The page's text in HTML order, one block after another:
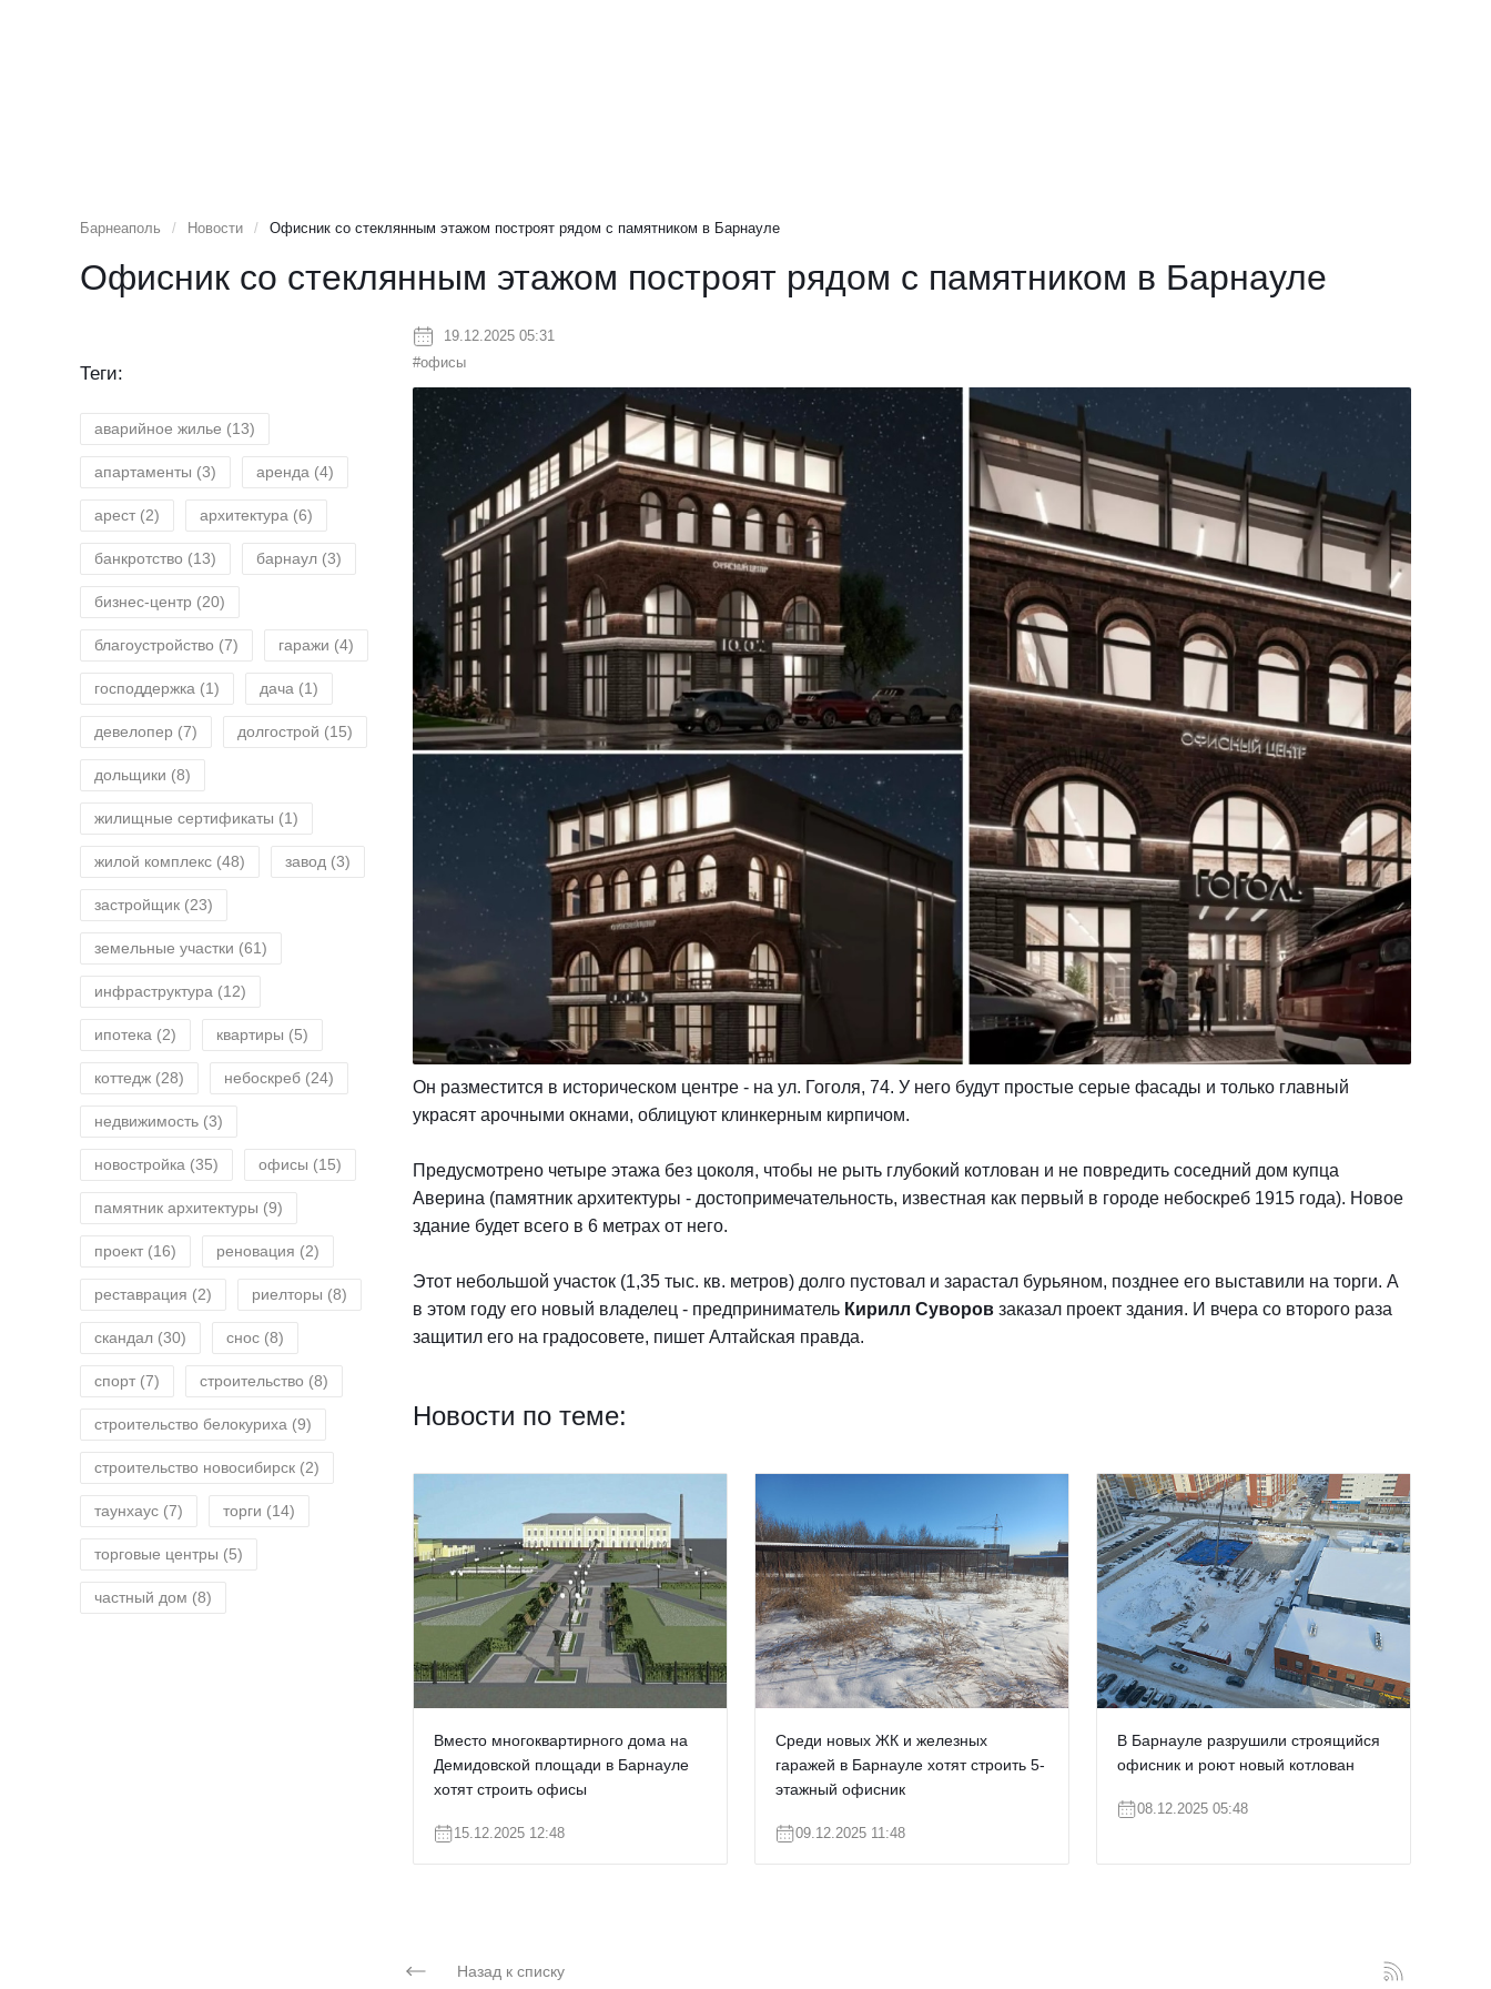
Барнеаполь / Новости / Офисник со стеклянным этажом построят рядом с памятником в Барнауле
Офисник со стеклянным этажом построят рядом с памятником в Барнауле
19.12.2025 05:31
#офисы
Он разместится в историческом центре - на ул. Гоголя, 74. У него будут простые серые фасады и только главный
украсят арочными окнами, облицуют клинкерным кирпичом.
Предусмотрено четыре этажа без цоколя, чтобы не рыть глубокий котлован и не повредить соседний дом купца
Аверина (памятник архитектуры - достопримечательность, известная как первый в городе небоскреб 1915 года). Новое
здание будет всего в 6 метрах от него.
Этот небольшой участок (1,35 тыс. кв. метров) долго пустовал и зарастал бурьяном, позднее его выставили на торги. А
в этом году его новый владелец - предприниматель Кирилл Суворов заказал проект здания. И вчера со второго раза
защитил его на градосовете, пишет Алтайская правда.
Новости по теме:
Вместо многоквартирного дома на
Демидовской площади в Барнауле
хотят строить офисы
15.12.2025 12:48
Среди новых ЖК и железных
гаражей в Барнауле хотят строить 5-
этажный офисник
09.12.2025 11:48
В Барнауле разрушили строящийся
офисник и роют новый котлован
08.12.2025 05:48
Назад к списку
Теги:
аварийное жилье (13)
апартаменты (3) аренда (4)
арест (2) архитектура (6)
банкротство (13) барнаул (3)
бизнес-центр (20)
благоустройство (7) гаражи (4)
господдержка (1) дача (1)
девелопер (7) долгострой (15)
дольщики (8)
жилищные сертификаты (1)
жилой комплекс (48) завод (3)
застройщик (23)
земельные участки (61)
инфраструктура (12)
ипотека (2) квартиры (5)
коттедж (28) небоскреб (24)
недвижимость (3)
новостройка (35) офисы (15)
памятник архитектуры (9)
проект (16) реновация (2)
реставрация (2) риелторы (8)
скандал (30) снос (8)
спорт (7) строительство (8)
строительство белокуриха (9)
строительство новосибирск (2)
таунхаус (7) торги (14)
торговые центры (5)
частный дом (8)